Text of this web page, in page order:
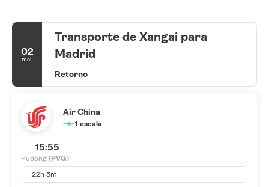
02
mai.
Transporte de Xangai para
Madrid
Retorno
Air China
1 escala
15:55
Pudong (PVG)
22h 5m